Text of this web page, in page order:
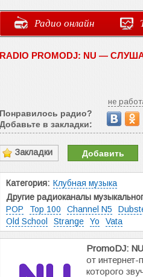
Радио онлайн
RADIO PROMODJ: NU —
не
Понравилось радио?
Добавьте в закладки:
Закладки Добавить
Категория: Клубная музыка
Другие радиоканалы
POP
Top 100 Channel N5
Old School
Strange Yo Vata
PromoDJ: NU
от
которого